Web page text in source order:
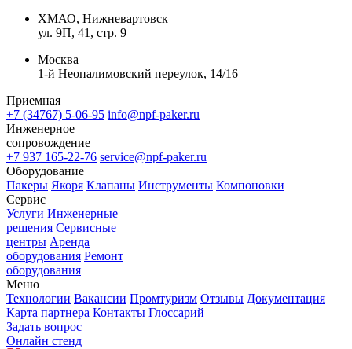
ХМАО, Нижневартовск
ул. 9П, 41, стр. 9
Москва
1-й Неопалимовский переулок, 14/16
Приемная
+7 (34767) 5-06-95 info@npf-paker.ru
Инженерное
сопровождение
+7 937 165-22-76 service@npf-paker.ru
Оборудование
Пакеры Якоря Клапаны Инструменты Компоновки
Сервис
Услуги Инженерные
решения Сервисные
центры Аренда
оборудования Ремонт
оборудования
Меню
Технологии Вакансии Промтуризм Отзывы Документация
Карта партнера Контакты Глоссарий
Задать вопрос
Онлайн стенд